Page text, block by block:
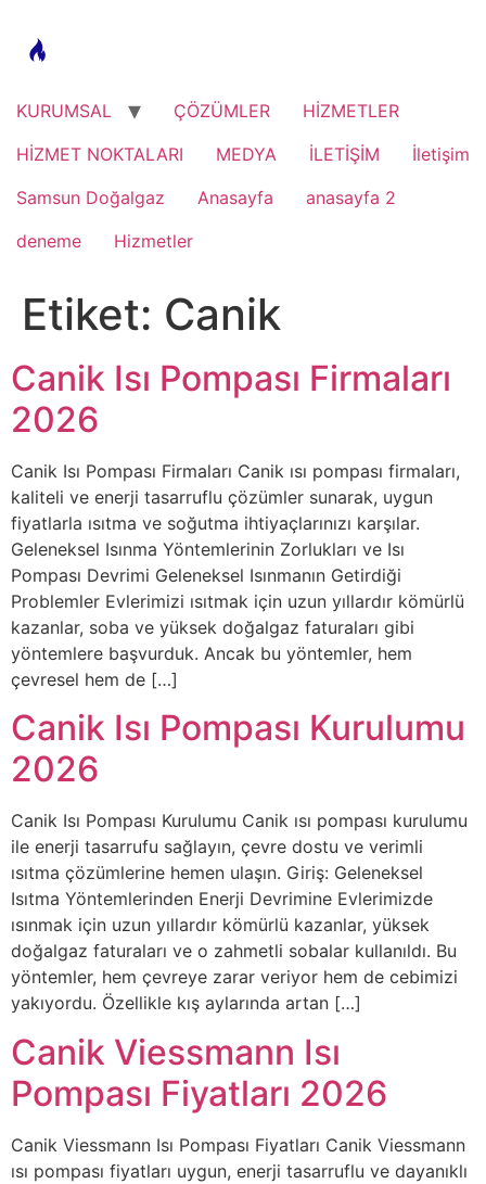
content
KURUMSAL ÇÖZÜMLER
HİZMETLER
HİZMET NOKTALARI
MEDYA İLETİŞİM
İletişim
Samsun Doğalgaz
Anasayfa
anasayfa 2
deneme
Hizmetler
Etiket: Canik
Canik Isı Pompası Firmaları
2026
Canik Isı Pompası Firmaları Canik ısı pompası firmaları,
kaliteli ve enerji tasarruflu çözümler sunarak, uygun
fiyatlarla ısıtma ve soğutma ihtiyaçlarınızı karşılar.
Geleneksel Isınma Yöntemlerinin Zorlukları ve Isı
Pompası Devrimi Geleneksel Isınmanın Getirdiği
Problemler Evlerimizi ısıtmak için uzun yıllardır kömürlü
kazanlar, soba ve yüksek doğalgaz faturaları gibi
yöntemlere başvurduk. Ancak bu yöntemler, hem
çevresel hem de […]
Canik Isı Pompası Kurulumu
2026
Canik Isı Pompası Kurulumu Canik ısı pompası kurulumu
ile enerji tasarrufu sağlayın, çevre dostu ve verimli
ısıtma çözümlerine hemen ulaşın. Giriş: Geleneksel
Isıtma Yöntemlerinden Enerji Devrimine Evlerimizde
ısınmak için uzun yıllardır kömürlü kazanlar, yüksek
doğalgaz faturaları ve o zahmetli sobalar kullanıldı. Bu
yöntemler, hem çevreye zarar veriyor hem de cebimizi
yakıyordu. Özellikle kış aylarında artan […]
Canik Viessmann Isı
Pompası Fiyatları 2026
Canik Viessmann Isı Pompası Fiyatları Canik Viessmann
ısı pompası fiyatları uygun, enerji tasarruflu ve dayanıklı